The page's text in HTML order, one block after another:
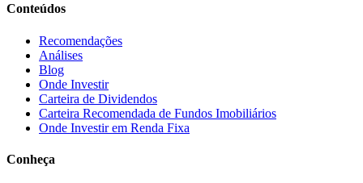
Conteúdos
Recomendações
Análises
Blog
Onde Investir
Carteira de Dividendos
Carteira Recomendada de Fundos Imobiliários
Onde Investir em Renda Fixa
Conheça